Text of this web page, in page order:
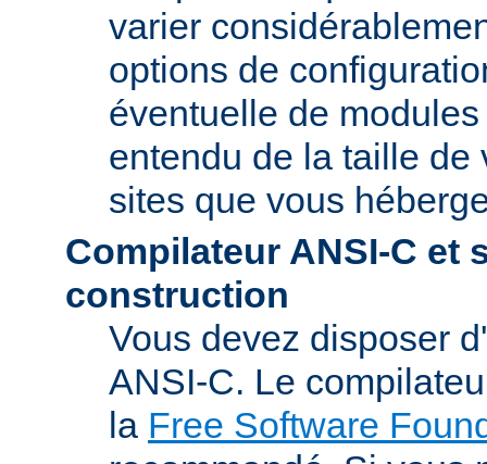
varier
options de
éventuelle de
entendu de la taille de
sites que vous
Compilateur ANSI-C et
construction
Vous devez disposer
ANSI-C. Le
la Free Software